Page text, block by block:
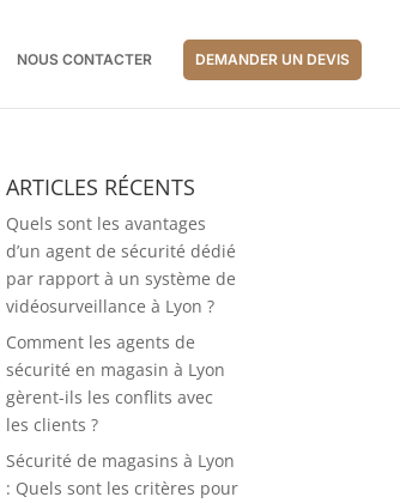
NOUS CONTACTER DEMANDER UN DEVIS
ARTICLES RÉCENTS
Quels sont les avantages
d’un agent de sécurité dédié
par rapport à un système de
vidéosurveillance à Lyon ?
Comment les agents de
sécurité en magasin à Lyon
gèrent-ils les conflits avec
les clients ?
Sécurité de magasins à Lyon
: Quels sont les critères pour